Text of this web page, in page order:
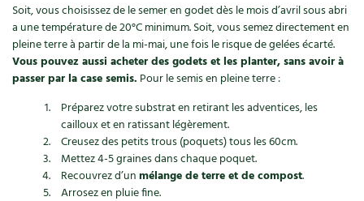
Santé et bien-être
Les plantes et leurs vertus
Soins et cosmétiques au naturel
Société et alternatives
Vivre l’écologie
Soit, vous choisissez de le semer en godet dès le mois d’avril sous abri
a une température de 20°C minimum. Soit, vous semez directement en
pleine terre à partir de la mi-mai, une fois le risque de gelées écarté.
Vous pouvez aussi acheter des godets et les planter, sans avoir à
passer par la case semis. Pour le semis en pleine terre :
Préparez votre substrat en retirant les adventices, les
cailloux et en ratissant légèrement.
Creusez des petits trous (poquets) tous les 60cm.
Mettez 4-5 graines dans chaque poquet.
Recouvrez d’unmélange de terre et de compost.
Arrosez en pluie fine.